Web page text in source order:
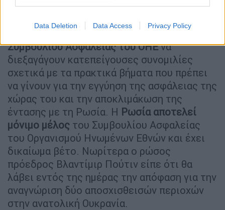
Data Deletion Data Access Privacy Policy
Την ίδια μέρα, ουπουργός Εξωτερικών της
Ουκρανίας Ντμίτρο Κουλέμπα
δήλωσε ότι
έχει ζητήσει από τις χώρες - μέλη του
Συμβουλίου Ασφαλείας του ΟΗΕνα
διεξαγάγουν κατεπείγουσες συνομιλίες
σχετικά με τα πρακτικά βήματα που πρέπει
να γίνουν για την εγγύηση της ασφάλειας της
χώρας του και την αποκλιμάκωση της
έντασης με τη Ρωσία. Η Ρωσία αποτελεί
μόνιμο μέλος του Συμβουλίου Ασφαλείας
του Οργανισμού Ηνωμένων Εθνών και έχει
δικαίωμα βέτο. Νωρίτερα ο ρώσος
πρόεδρος Βλαντίμιρ Πούτιν είπε ότι θα
λάβει εντός της ημέρας την απόφαση για την
αναγνώριση δύο αποσχισθεισών περιοχών
στην ανατολική Ουκρανία.